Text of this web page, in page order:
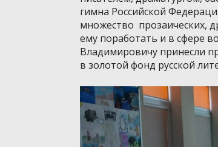
гимна Российской
множество прозаических,
ему поработать и в сфере
Владимировичу принесли
в золотой фонд русской